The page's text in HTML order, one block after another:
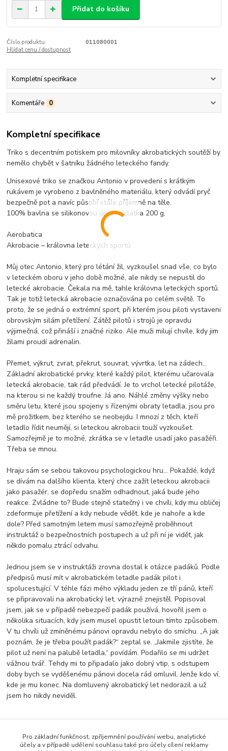
Přidat do košíku
Číslo produktu:
011080001
Hlídat cenu / dostupnost
Kompletní specifikace
Komentáře 0
Kompletní specifikace
Triko s decentním potiskem pro milovníky akrobatických soutěží by
nemělo chybět v šatníku žádného leteckého fandy.
Unisexové triko se značkou Antonio v provedení s krátkým
rukávem je vyrobeno z bavlněného materiálu, který odvádí pryč
bezpečně pot a navíc působí stále příjemně na těle.
100% bavlna se silikonovou úpravou,látka 200 g,
Aerobatica
Akrobacie – královna leteckých sportů
Můj otec Antonio, který pro létání žil, vyzkoušel snad vše, co bylo
v leteckém oboru v jeho době možné, ale nikdy se nepustil do
letecké akrobacie. Čekala na mě, tahle královna leteckých sportů.
Tak je totiž letecká akrobacie označována po celém světě. To
proto, že se jedná o extrémní sport, při kterém jsou piloti vystaveni
obrovským silám přetížení. Zátěž pilotů i strojů je opravdu
výjimečná, což přináší i značné riziko. Ale muži milují chvíle, kdy jim
žilami proudí adrenalin.
Přemet, výkrut, zvrat, překrut, souvrat, vývrtka, let na zádech...
Základní akrobatické prvky, které každý pilot, kterému učarovala
letecká akrobacie, tak rád předvádí. Je to vrchol letecké pilotáže,
na kterou si ne každý troufne. Já ano. Náhlé změny výšky nebo
směru letu, které jsou spojeny s řízenými obraty letadla, jsou pro
mě prožitkem, bez kterého se neobejdu. I mnozí z těch, kteří
letadlo řídit neumějí, si leteckou akrobacii touží vyzkoušet.
Samozřejmě je to možné, zkrátka se v letadle usadí jako pasažéři.
Třeba se mnou.
Hraju sám se sebou takovou psychologickou hru… Pokaždé, když
se dívám na dalšího klienta, který chce zažít leteckou akrobacii
jako pasažér, se dopředu snažím odhadnout, jaká bude jeho
reakce. Zvládne to? Bude stejně statečný i ve chvíli, kdy mu obličej
zdeformuje přetížení a kdy nebude vědět, kde je nahoře a kde
dole? Před samotným letem musí samozřejmě proběhnout
instruktáž o bezpečnostních postupech a už při ní je vidět, jak
někdo pomalu ztrácí odvahu.
Jednou jsem se v instruktáži zrovna dostal k otázce padáků. Podle
předpisů musí mít v akrobatickém letadle padák pilot i
spolucestující. V téhle fázi mého výkladu jeden ze tří pánů, kteří
se připravovali na akrobatický let, výrazně znejistěl. Popisoval
jsem, jak se v případě nebezpečí padák používá, hovořil jsem o
několika situacích, kdy jsem musel opustit letoun tímto způsobem.
V tu chvíli už zmíněnému pánovi opravdu nebylo do smíchu. „A jak
poznám, že je třeba použít padák?“ zeptal se. „Jakmile zjistíte, že
pilot už není na palubě letadla,“ povídám. Podařilo se mi udržet
vážnou tvář. Tehdy mi to připadalo jako dobrý vtip, s odstupem
doby bych se vyděšenému pánovi docela rád omluvil. Jenže kdo ví,
kde je mu konec. Na domluvený akrobatický let nedorazil a už
jsem ho nikdy neviděl.
Zboží zařazeno v kategoriích
Pro základní funkčnost, zpříjemnění používání webu, analytické
účely a v případě udělení souhlasu také pro účely cílení reklamy